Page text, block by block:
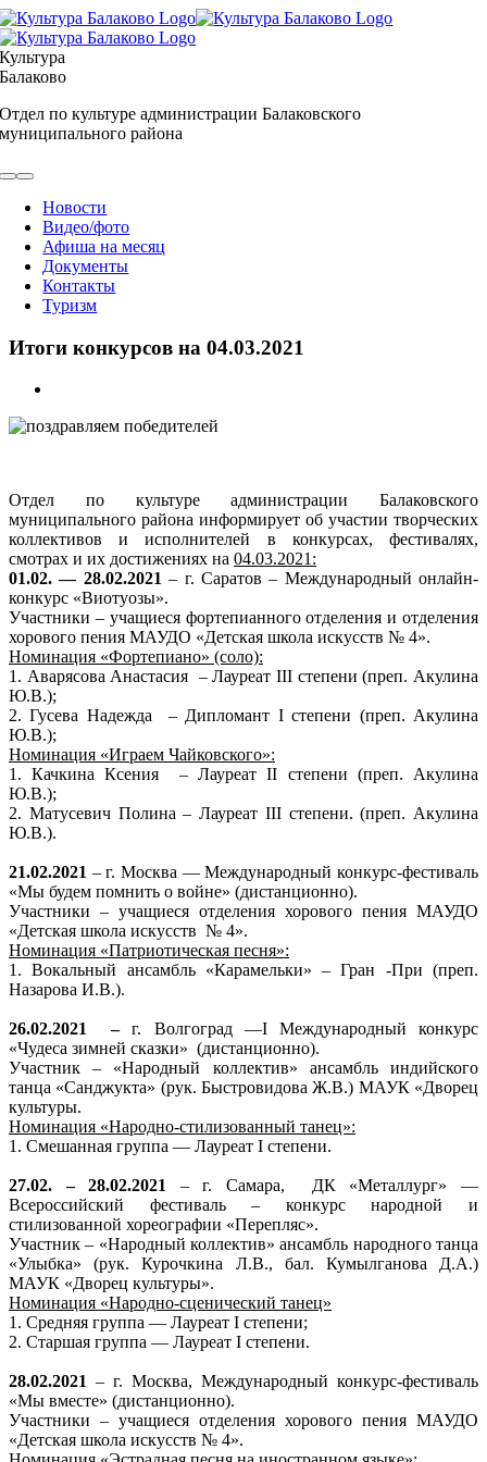
Skip
to
content
Культура
Балаково
Отдел по культуре администрации Балаковского
муниципального района
Toggle
NavigationНовости
Видео/фото
Афиша на месяц
Документы
Контакты
Туризм
Итоги конкурсов на 04.03.2021
Image
Отдел по культуре администрации Балаковского
муниципального района информирует об участии творческих
коллективов и исполнителей в конкурсах, фестивалях,
смотрах и их достижениях на 04.03.2021:
01.02. — 28.02.2021– г. Саратов – Международный онлайн-
конкурс «Виотуозы».
Участники – учащиеся фортепианного отделения и отделения
хорового пения МАУДО «Детская школа искусств № 4».
Номинация «Фортепиано» (соло):
1. Аварясова Анастасия – ЛауреатIII степени (преп. Акулина
Ю.В.);
2.Гусева Надежда – Дипломант Iстепени (преп. Акулина
Ю.В.);
Номинация «Играем Чайковского»:
1.Качкина Ксения – ЛауреатII степени (преп. Акулина
Ю.В.);
2. Матусевич Полина – Лауреат IIIстепени. (преп. Акулина
Ю.В.).
21.02.2021 – г. Москва — Международный конкурс-фестиваль
«Мы будем помнить о войне» (дистанционно).
Участники – учащиеся отделения хорового пения МАУДО
«Детская школа искусств № 4».
Номинация «Патриотическая песня»:
1.Вокальный ансамбль «Карамельки» – Гран -При (преп.
Назарова И.В.).
26.02.2021 –г. Волгоград —IМеждународный конкурс
«Чудеса зимней сказки» (дистанционно).
Участник – «Народный коллектив» ансамбль индийского
танца «Санджукта» (рук. Быстровидова Ж.В.) МАУК «Дворец
культуры.
Номинация «Народно-стилизованный танец»:
1. Смешанная группа — Лауреат I степени.
27.02. – 28.02.2021 – г. Самара,
ДК «Металлург» —
Всероссийский фестиваль – конкурс народной и
стилизованной хореографии «Перепляс».
Участник – «Народный коллектив» ансамбль народного танца
«Улыбка» (рук. Курочкина Л.В., бал. Кумылганова Д.А.)
МАУК «Дворец культуры».
Номинация «Народно-сценический танец»
1. Средняя группа — Лауреат I степени;
2. Старшая группа — Лауреат I степени.
28.02.2021 – г. Москва, Международный конкурс-фестиваль
«Мы вместе» (дистанционно).
Участники – учащиеся отделения хорового пения МАУДО
«Детская школа искусств № 4».